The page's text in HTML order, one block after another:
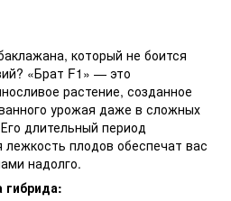
который не боится
«Брат F1» — это
растение, созданное
урожая даже в сложных
длительный период
плодов обеспечат вас
надолго.